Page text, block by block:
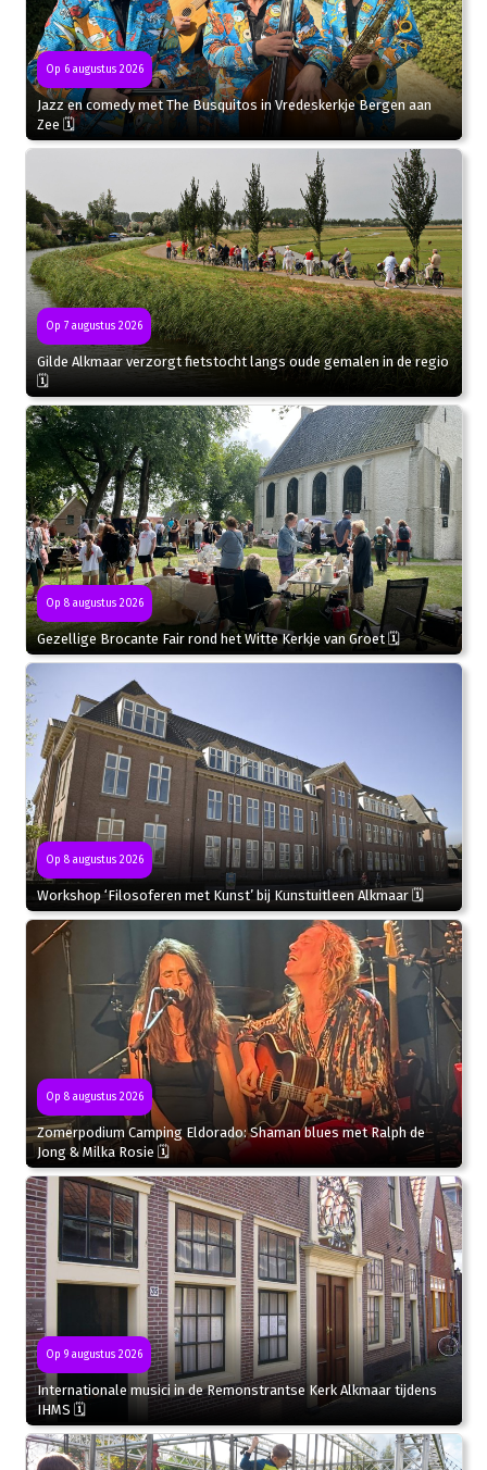
Op 6 augustus 2026
Jazz en comedy met The Busquitos in Vredeskerkje Bergen aan
Zee 🗓
Op 7 augustus 2026
Gilde Alkmaar verzorgt fietstocht langs oude gemalen in de regio
🗓
Op 8 augustus 2026
Gezellige Brocante Fair rond het Witte Kerkje van Groet 🗓
Op 8 augustus 2026
Workshop ‘Filosoferen met Kunst’ bij Kunstuitleen Alkmaar 🗓
Op 8 augustus 2026
Zomerpodium Camping Eldorado: Shaman blues met Ralph de
Jong & Milka Rosie 🗓
Op 9 augustus 2026
Internationale musici in de Remonstrantse Kerk Alkmaar tijdens
IHMS 🗓